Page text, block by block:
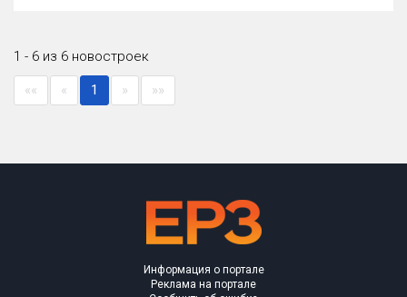
1 - 6 из 6 новостроек
«« « 1 » »»
Информация о портале
Реклама на портале